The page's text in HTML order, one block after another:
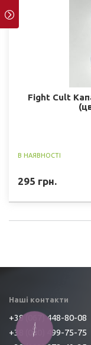
Fight Cult
В НАЯВНОСТІ
295 грн.
Наші контакти
+38 (067) 448-80-08
+38 (050) 499-75-75
КНОПКА
ЗВ'ЯЗКУ